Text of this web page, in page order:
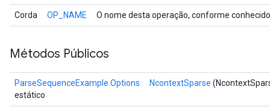
Corda OP_NAME O nome desta operação, conforme
Métodos Públicos
ParseSequenceExample.Options
estático
NcontextSparse